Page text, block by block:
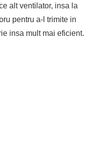
alt ventilator, insa la
pentru a-l trimite in
insa mult mai eficient.